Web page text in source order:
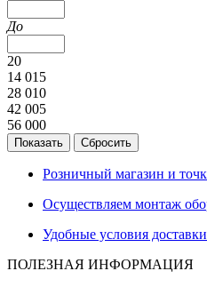
До
20
14 015
28 010
42 005
56 000
Розничный магазин и
Осуществляем монтаж
Удобные условия
ПОЛЕЗНАЯ ИНФОРМАЦИЯ